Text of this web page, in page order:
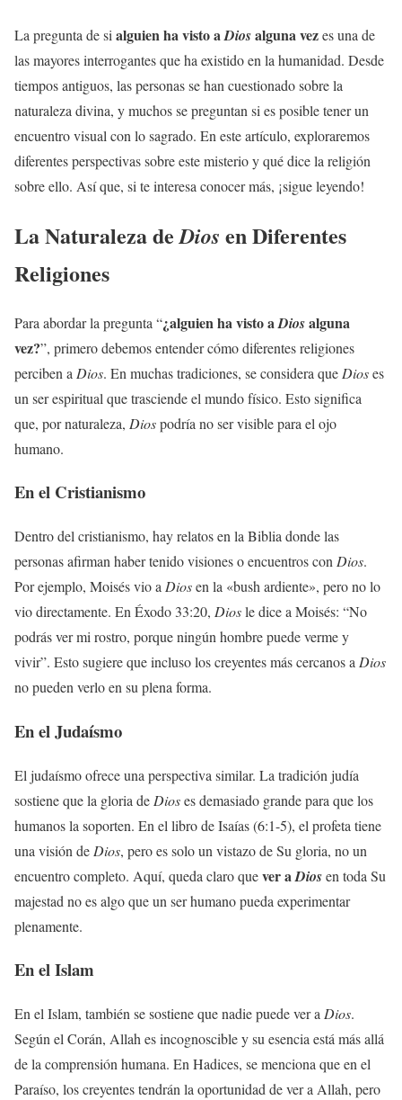
La pregunta de si alguien ha visto aDiosalguna vezes una de
las mayores interrogantes que ha existido en la humanidad. Desde
tiempos antiguos, las personas se han cuestionado sobre la
naturaleza divina, y muchos se preguntan si es posible tener un
encuentro visual con lo sagrado. En este artículo, exploraremos
diferentes perspectivas sobre este misterio y qué dice la religión
sobre ello. Así que, si te interesa conocer más, ¡sigue leyendo!
La Naturaleza deDios en Diferentes
Religiones
Para abordar la pregunta “¿alguien ha visto aDiosalguna
vez?”, primero debemos entender cómo diferentes religiones
perciben a Dios. En muchas tradiciones, se considera que Dioses
un ser espiritual que trasciende el mundo físico. Esto significa
que, por naturaleza, Diospodría no ser visible para el ojo
humano.
En el Cristianismo
Dentro del cristianismo, hay relatos en la Biblia donde las
personas afirman haber tenido visiones o encuentros con Dios.
Por ejemplo, Moisés vio a Diosen la «bush ardiente», pero no lo
vio directamente. En Éxodo 33:20, Diosle dice a Moisés: “No
podrás ver mi rostro, porque ningún hombre puede verme y
vivir”. Esto sugiere que incluso los creyentes más cercanos a Dios
no pueden verlo en su plena forma.
En el Judaísmo
El judaísmo ofrece una perspectiva similar. La tradición judía
sostiene que la gloria de Dioses demasiado grande para que los
humanos la soporten. En el libro de Isaías (6:1-5), el profeta tiene
una visión de Dios, pero es solo un vistazo de Su gloria, no un
encuentro completo. Aquí, queda claro quever a Diosen toda Su
majestad no es algo que un ser humano pueda experimentar
plenamente.
En el Islam
En el Islam, también se sostiene que nadie puede ver a Dios.
Según el Corán, Allah es incognoscible y su esencia está más allá
de la comprensión humana. En Hadices, se menciona que en el
Paraíso, los creyentes tendrán la oportunidad de ver a Allah, pero